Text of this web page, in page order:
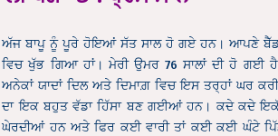
ਅੱਜ ਬਾਪੂ ਨੂੰ ਪੂਰੇ ਹੋਇਆਂ ਸੱਤ ਸਾਲ ਹੋ ਗਏ ਹਨ। ਆਪਣੇ ਬੈੱਡ-
ਵਿਚ ਖੁੱਭ ਗਿਆ ਹਾਂ। ਮੇਰੀ ਉਮਰ 76 ਸਾਲਾਂ ਦੀ ਹੋ ਗਈ
ਅਨੇਕਾਂ ਯਾਦਾਂ ਦਿਲ ਅਤੇ ਦਿਮਾਗ਼ ਵਿਚ ਇਸ ਤਰ੍ਹਾਂ ਘਰ
ਦਾ ਇਕ ਬਹੁਤ ਵੱਡਾ ਹਿੱਸਾ ਬਣ ਗਈਆਂ ਹਨ। ਕਦੇ ਕਦੇ
ਘੇਰਦੀਆਂ ਹਨ ਅਤੇ ਫਿਰ ਕਈ ਵਾਰੀ ਤਾਂ ਕਈ ਕਈ ਘੰਟੇ